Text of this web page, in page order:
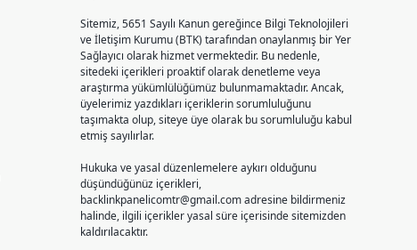
Sitemiz, 5651 Sayılı Kanun gereğince Bilgi Teknolojileri
ve İletişim Kurumu (BTK) tarafından onaylanmış bir Yer
Sağlayıcı olarak hizmet vermektedir. Bu nedenle,
sitedeki içerikleri proaktif olarak denetleme veya
araştırma yükümlülüğümüz bulunmamaktadır. Ancak,
üyelerimiz yazdıkları içeriklerin sorumluluğunu
taşımakta olup, siteye üye olarak bu sorumluluğu kabul
etmiş sayılırlar.
Hukuka ve yasal düzenlemelere aykırı olduğunu
düşündüğünüz içerikleri,
backlinkpanelicomtr@gmail.comadresine bildirmeniz
halinde, ilgili içerikler yasal süre içerisinde sitemizden
kaldırılacaktır.